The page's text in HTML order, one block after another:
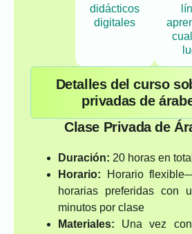
didácticos
digitales
Detalles del curso
privadas de
Clase Privada de
Duración: 20 horas en total
Horario: Horario
horarias preferidas con
minutos por clase
Materiales: Una vez